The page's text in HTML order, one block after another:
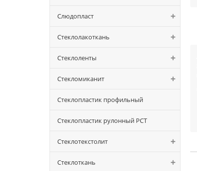
Слюдопласт
Стеклолакоткань
Стеклоленты
Стекломиканит
Стеклопластик профильный
Стеклопластик рулонный РСТ
Стеклотекстолит
Стеклоткань